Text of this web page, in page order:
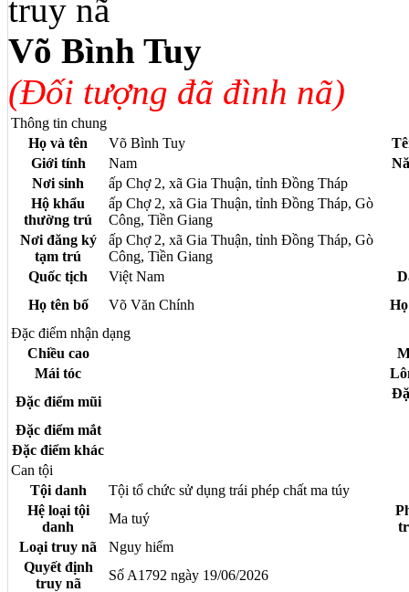
Võ Bình Tuy
(Đối tượng đã đình nã)
Thông tin chung
Họ và tên
Võ Bình Tuy
Giới tính
Nam
Nơi sinh
ấp Chợ 2, xã Gia Thuận, tỉnh Đồng Tháp
Hộ khẩu
thường trú
ấp Chợ 2, xã Gia Thuận, tỉnh Đồng Tháp, Gò
Công, Tiền Giang
Nơi đăng ký
tạm trú
ấp Chợ 2, xã Gia Thuận, tỉnh Đồng Tháp, Gò
Công, Tiền Giang
Quốc tịch
Việt Nam
Họ tên bố
Võ Văn Chính
Đặc điểm nhận dạng
Chiều cao
Mái tóc
Đặc điểm mũi
Đặc điểm mắt
Đặc điểm khác
Can tội
Tội danh
Tội tổ chức sử dụng trái phép chất ma túy
Hệ loại tội
danh
Ma tuý
Loại truy nã
Nguy hiểm
Quyết định
truy nã
Số A1792 ngày 19/06/2026